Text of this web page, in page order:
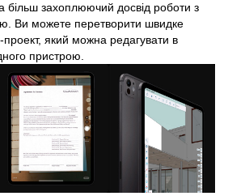
більш захоплюючий досвід роботи з
Ви можете перетворити швидке
який можна редагувати в
пристрою.